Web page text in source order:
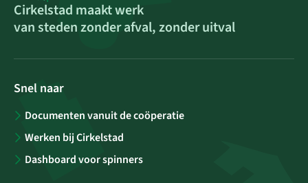
Cirkelstad maakt werk
van steden zonder afval, zonder uitval
Snel naar
Documenten vanuit de coöperatie
Werken bij Cirkelstad
Dashboard voor spinners